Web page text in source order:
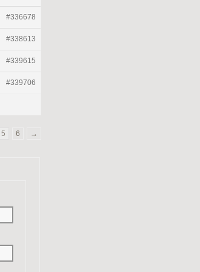
#336678
#338613
#339615
#339706
5 6 →